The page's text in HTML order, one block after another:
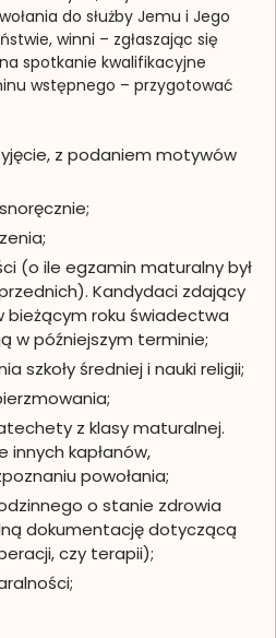
do służby Jemu i Jego
winni – zgłaszając się
spotkanie kwalifika­cyjne
wstępnego – przygotować
z podaniem motywów
(o ile egzamin maturalny był
Kandydaci zdający
bieżącym roku świadectwa
w późniejszym terminie;
szkoły średniej i nauki religii;
z klasy maturalnej.
innych kapłanów,
powołania;
o stanie zdrowia
dokumentację dotyczącą
czy terapii);